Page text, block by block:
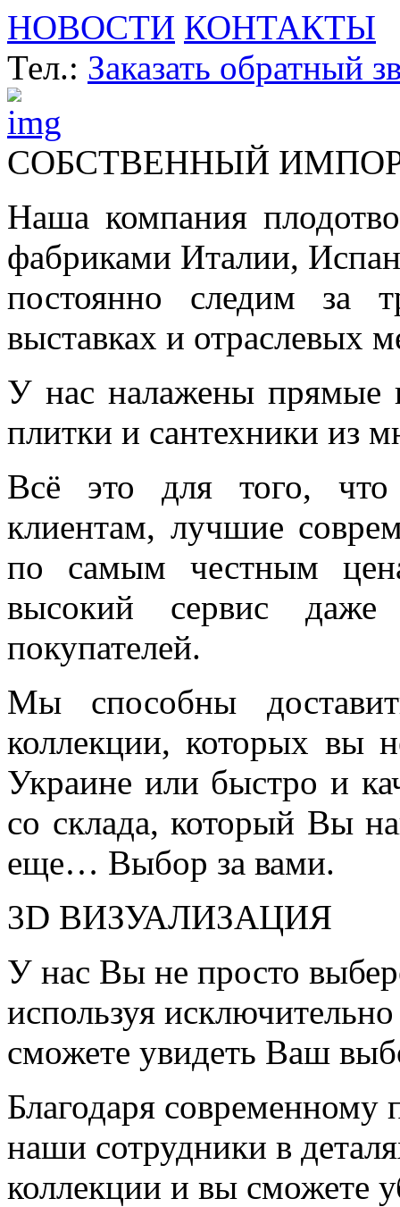
НОВОСТИ КОНТАКТЫ
Тел.: Заказать обратный
СОБСТВЕННЫЙ
Наша компания
фабриками Италии,
постоянно следим за
выставках и отраслевых
У нас налажены прямые
плитки и сантехники из
Всё это для того,
клиентам, лучшие
по самым честным
высокий сервис даже
покупателей.
Мы способны
коллекции, которых вы
Украине или быстро и
со склада, который Вы
еще… Выбор за вами.
3D ВИЗУАЛИЗАЦИЯ
У нас Вы не просто
используя
сможете увидеть Ваш
Благодаря
наши сотрудники в
коллекции и вы сможете